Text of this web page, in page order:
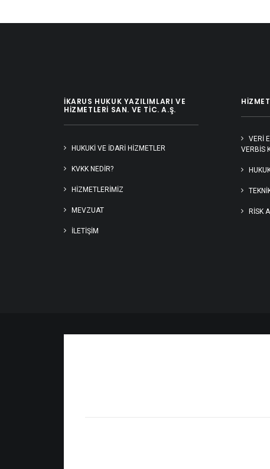
İKARUS HUKUK YAZILIMLARI VE
HIZMETLERI SAN. VE TIC. A.Ş.
HUKUKI VE İDARI HIZMETLER
KVKK NEDİR?
HIZMETLERIMIZ
MEVZUAT
İLETIŞIM
VERİ
VERBİS
RİSK